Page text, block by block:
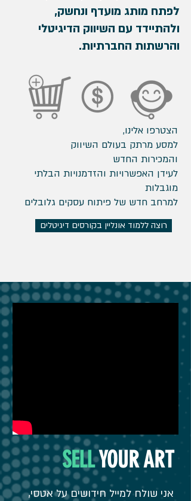
לפתח מותג מועדף ונחשק,
ולהתיידד עם השיווק הדיגיטלי
והרשתות החברתיות.
הצטרפו אלינו,
למסע מרתק בעולם השיווק
והמכירות החדש
לעידן האפשרויות והזדמנויות הבלתי
מוגבלות
למרחב חדש של פיתוח עסקים גלובלים
רוצה ללמוד אונליין בקורסים דיגיטלים
SELLYOUR ART
אני שולח למייל חידושים על אטסי,